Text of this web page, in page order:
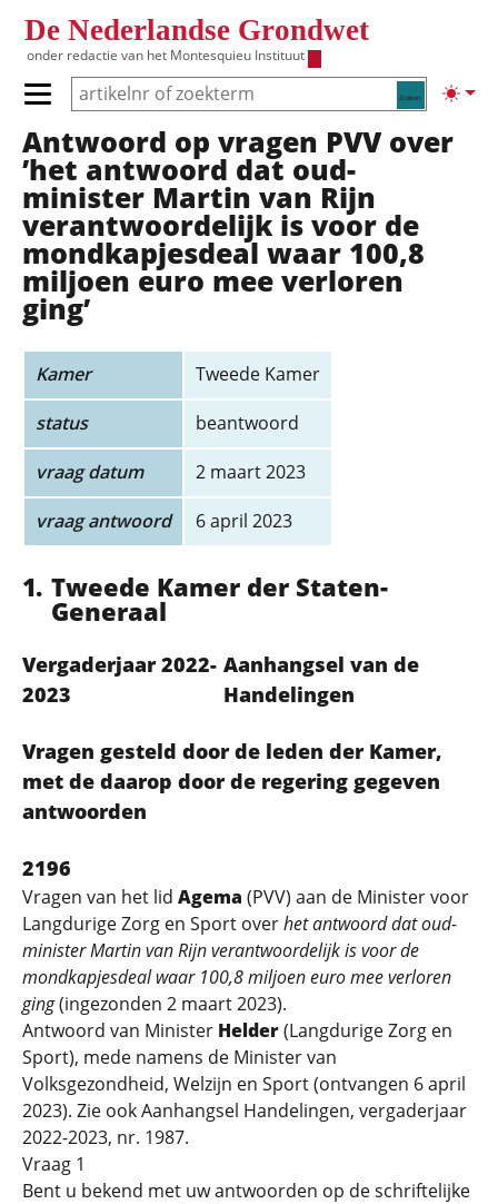
De Nederlandse Grondwet
onder redactie van het Montesquieu Instituut
Zoeken
Primair menu tonen/verbergen
Hoofdnavigatie
Antwoord op vragen PVV over
’het antwoord dat oud-
minister Martin van Rijn
verantwoordelijk is voor de
mondkapjesdeal waar 100,8
miljoen euro mee verloren
ging’
Kamer
Tweede Kamer
status
beantwoord
vraag datum
2 maart 2023
vraag antwoord
6 april 2023
Tweede Kamer der Staten-
Generaal
Vergaderjaar 2022-
2023
Aanhangsel van de
Handelingen
Vragen gesteld door de leden der Kamer,
met de daarop door de regering gegeven
antwoorden
2196
Vragen van het lid Agema (PVV) aan de Minister voor
Langdurige Zorg en Sport overhet antwoord dat oud-
minister Martin van Rijn verantwoordelijk is voor de
mondkapjesdeal waar 100,8 miljoen euro mee verloren
ging(ingezonden 2 maart 2023).
Antwoord van Minister Helder(Langdurige Zorg en
Sport), mede namens de Minister van
Volksgezondheid, Welzijn en Sport (ontvangen 6 april
2023). Zie ook Aanhangsel Handelingen, vergaderjaar
2022-2023, nr. 1987.
Vraag 1
Bent u bekend met uw antwoorden op de schriftelijke